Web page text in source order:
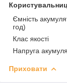
Ємність
год)
Клас якості
Напруга
Приховати